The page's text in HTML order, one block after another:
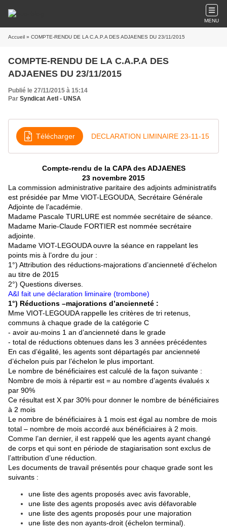
MENU
Accueil » COMPTE-RENDU DE LA C.A.P.A DES ADJAENES DU 23/11/2015
COMPTE-RENDU DE LA C.A.P.A DES
ADJAENES DU 23/11/2015
Publié le 27/11/2015 à 15:14
Par Syndicat AetI - UNSA
Télécharger DECLARATION LIMINAIRE 23-11-15
Compte-rendu de la CAPA des ADJAENES
23 novembre 2015
La commission administrative paritaire des adjoints administratifs
est présidée par Mme VIOT-LEGOUDA, Secrétaire Générale
Adjointe de l’académie.
Madame Pascale TURLURE est nommée secrétaire de séance.
Madame Marie-Claude FORTIER est nommée secrétaire
adjointe.
Madame VIOT-LEGOUDA ouvre la séance en rappelant les
points mis à l’ordre du jour :
1°) Attribution des réductions-majorations d’ancienneté d’échelon
au titre de 2015
2°) Questions diverses.
A&I fait une déclaration liminaire (trombone)
1°) Réductions –majorations d’ancienneté :
Mme VIOT-LEGOUDA rappelle les critères de tri retenus,
communs à chaque grade de la catégorie C
- avoir au-moins 1 an d’ancienneté dans le grade
- total de réductions obtenues dans les 3 années précédentes
En cas d’égalité, les agents sont départagés par ancienneté
d’échelon puis par l’échelon le plus important.
Le nombre de bénéficiaires est calculé de la façon suivante :
Nombre de mois à répartir est = au nombre d’agents évalués x
par 90%
Ce résultat est X par 30% pour donner le nombre de bénéficiaires
à 2 mois
Le nombre de bénéficiaires à 1 mois est égal au nombre de mois
total – nombre de mois accordé aux bénéficiaires à 2 mois.
Comme l’an dernier, il est rappelé que les agents ayant changé
de corps et qui sont en période de stagiarisation sont exclus de
l’attribution d’une réduction.
Les documents de travail présentés pour chaque grade sont les
suivants :
une liste des agents proposés avec avis favorable,
une liste des agents proposés avec avis défavorable
une liste des agents proposés pour une majoration
une liste des non ayants-droit (échelon terminal).